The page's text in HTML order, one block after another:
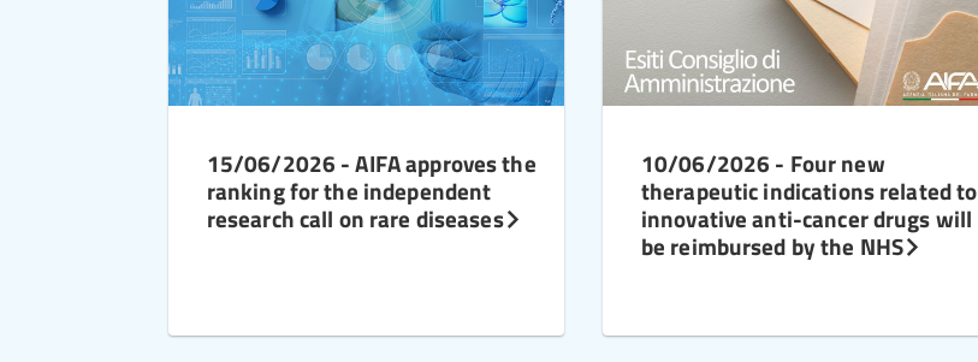
15/06/2026 - AIFA approves the
ranking for the independent
research call on rare diseases
10/06/2026 - Four new
therapeutic indications related to
innovative anti-cancer drugs will
be reimbursed by the NHS